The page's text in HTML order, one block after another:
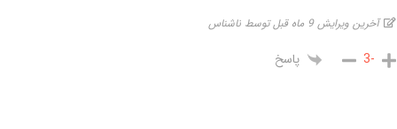
آخرین ویرایش 9 ماه قبل توسط ناشناس
-3 پاسخ